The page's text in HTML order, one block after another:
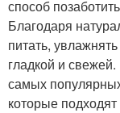
способ
Благодаря
питать,
гладкой и
самых
которые